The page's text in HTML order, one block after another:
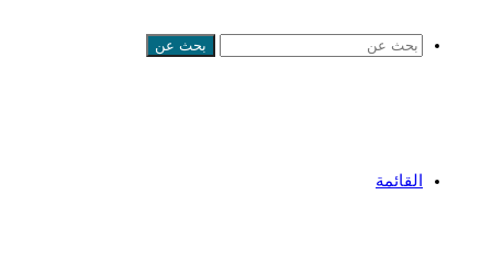
بحث عن
القائمة